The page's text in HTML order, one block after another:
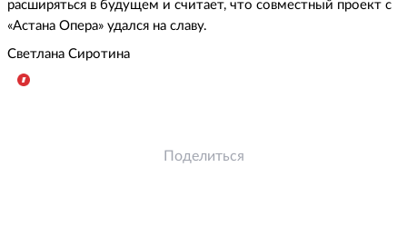
расширяться в будущем и считает, что совместный проект с
«Астана Опера» удался на славу.
Светлана Сиротина
Поделиться